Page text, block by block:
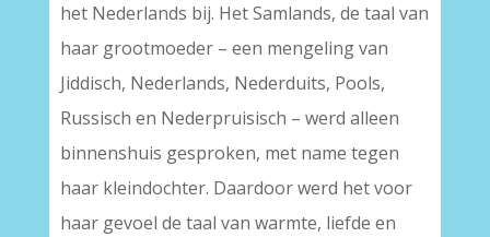
het Nederlands bij. Het Samlands, de taal van
haar grootmoeder – een mengeling van
Jiddisch, Nederlands, Nederduits, Pools,
Russisch en Nederpruisisch – werd alleen
binnenshuis gesproken, met name tegen
haar kleindochter. Daardoor werd het voor
haar gevoel de taal van warmte, liefde en